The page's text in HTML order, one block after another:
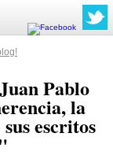
Pablo
la
escritos